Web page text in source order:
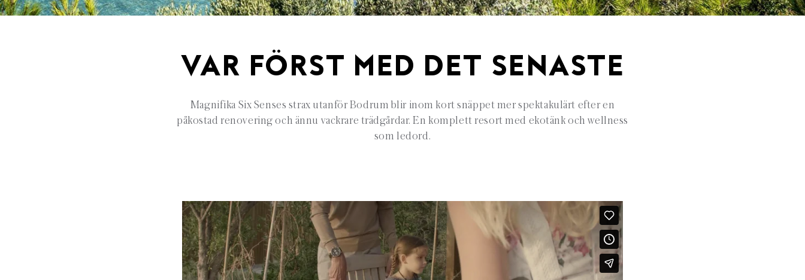
VAR FÖRST MED DET SENASTE
Magnifika Six Senses strax utanför Bodrum blir inom kort snäppet mer spektakulärt efter en
påkostad renovering och ännu vackrare trädgårdar. En komplett resort med ekotänk och wellness
som ledord.